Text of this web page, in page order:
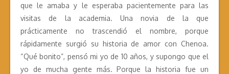
que le amaba y le esperaba pacientemente para las
visitas de la academia. Una novia de la que
prácticamente no trascendió el nombre, porque
rápidamente surgió su historia de amor con Chenoa.
“Qué bonito”, pensó mi yo de 10 años, y supongo que el
yo de mucha gente más. Porque la historia fue un